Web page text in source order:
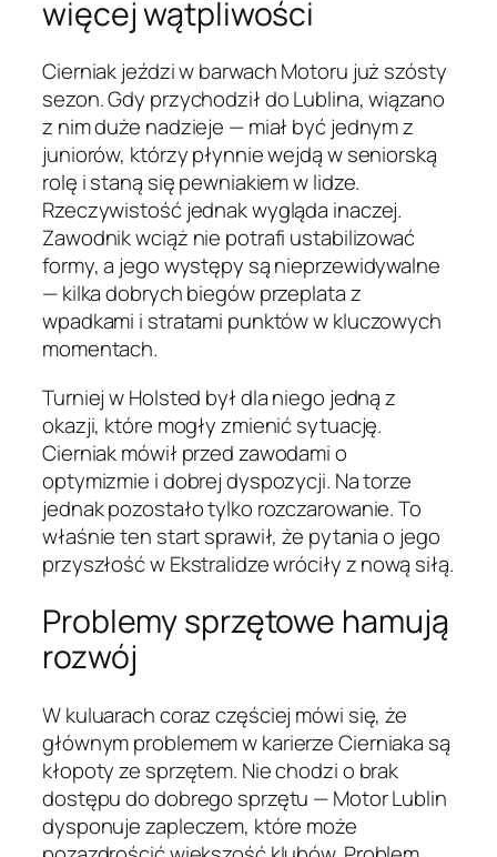
więcej wątpliwości
Cierniak jeździ w barwach Motoru już szósty
sezon. Gdy przychodził do Lublina, wiązano
z nim duże nadzieje — miał być jednym z
juniorów, którzy płynnie wejdą w seniorską
rolę i staną się pewniakiem w lidze.
Rzeczywistość jednak wygląda inaczej.
Zawodnik wciąż nie potrafi ustabilizować
formy, a jego występy są nieprzewidywalne
— kilka dobrych biegów przeplata z
wpadkami i stratami punktów w kluczowych
momentach.
Turniej w Holsted był dla niego jedną z
okazji, które mogły zmienić sytuację.
Cierniak mówił przed zawodami o
optymizmie i dobrej dyspozycji. Na torze
jednak pozostało tylko rozczarowanie. To
właśnie ten start sprawił, że pytania o jego
przyszłość w Ekstralidze wróciły z nową siłą.
Problemy sprzętowe hamują
rozwój
W kuluarach coraz częściej mówi się, że
głównym problemem w karierze Cierniaka są
kłopoty ze sprzętem. Nie chodzi o brak
dostępu do dobrego sprzętu — Motor Lublin
dysponuje zapleczem, które może